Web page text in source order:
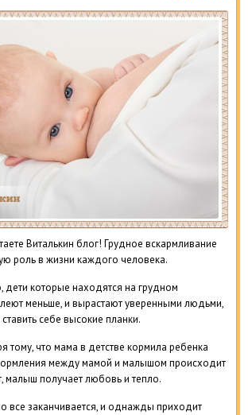
Виталькин блог! Грудное вскармливание
роль в жизни каждого человека.
которые находятся на грудном
меньше, и вырастают уверенными людьми,
себе высокие планки.
тому, что мама в детстве кормила ребенка
между мамой и малышом происходит
малыш получает любовь и тепло.
все заканчивается, и однажды приходит